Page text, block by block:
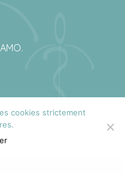
cookies strictement